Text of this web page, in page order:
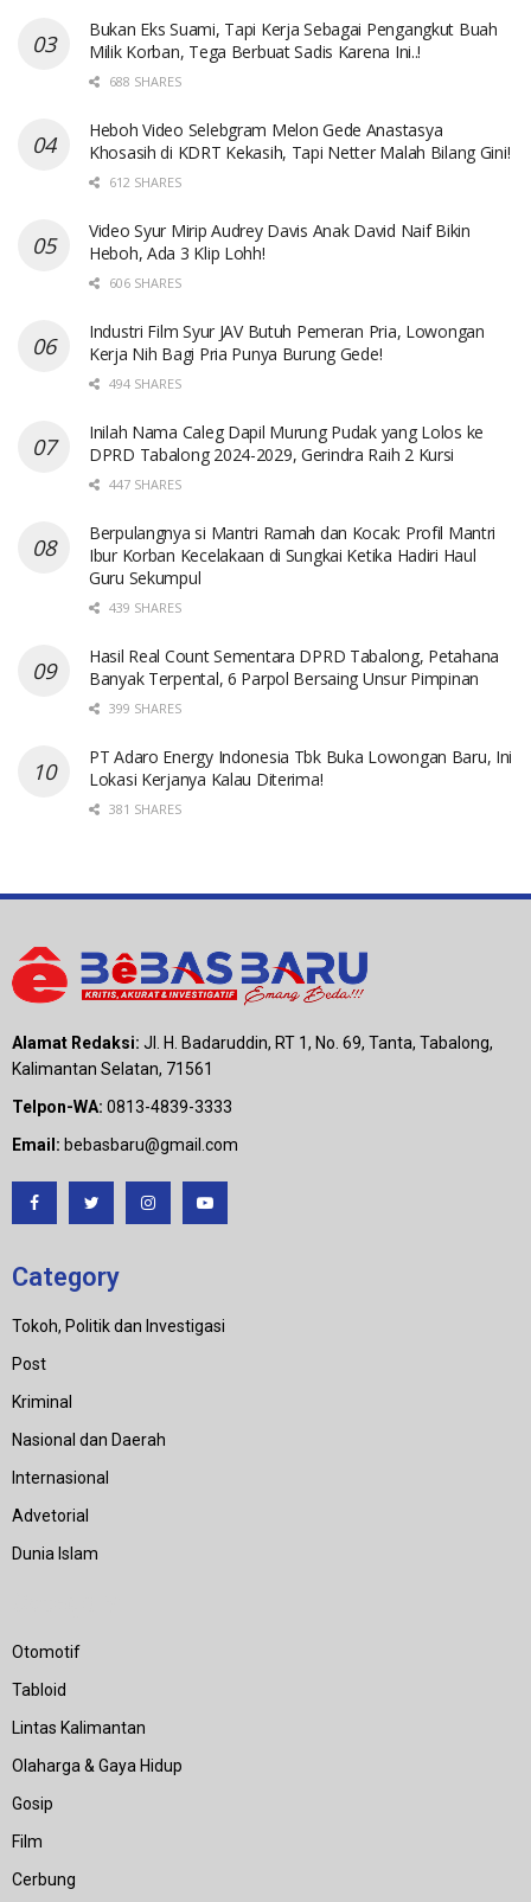
Bukan Eks Suami, Tapi Kerja Sebagai Pengangkut Buah
Milik Korban, Tega Berbuat Sadis Karena Ini..!
688 SHARES
Heboh Video Selebgram Melon Gede Anastasya
Khosasih di KDRT Kekasih, Tapi Netter Malah Bilang Gini!
612 SHARES
Video Syur Mirip Audrey Davis Anak David Naif Bikin
Heboh, Ada 3 Klip Lohh!
606 SHARES
Industri Film Syur JAV Butuh Pemeran Pria, Lowongan
Kerja Nih Bagi Pria Punya Burung Gede!
494 SHARES
Inilah Nama Caleg Dapil Murung Pudak yang Lolos ke
DPRD Tabalong 2024-2029, Gerindra Raih 2 Kursi
447 SHARES
Berpulangnya si Mantri Ramah dan Kocak: Profil Mantri
Ibur Korban Kecelakaan di Sungkai Ketika Hadiri Haul
Guru Sekumpul
439 SHARES
Hasil Real Count Sementara DPRD Tabalong, Petahana
Banyak Terpental, 6 Parpol Bersaing Unsur Pimpinan
399 SHARES
PT Adaro Energy Indonesia Tbk Buka Lowongan Baru, Ini
Lokasi Kerjanya Kalau Diterima!
381 SHARES
Alamat Redaksi: Jl. H. Badaruddin, RT 1, No. 69, Tanta, Tabalong,
Kalimantan Selatan, 71561
Telpon-WA: 0813-4839-3333
Email: bebasbaru@gmail.com
Category
Tokoh, Politik dan Investigasi
Post
Kriminal
Nasional dan Daerah
Internasional
Advetorial
Dunia Islam
Otomotif
Tabloid
Lintas Kalimantan
Olaharga & Gaya Hidup
Gosip
Film
Cerbung